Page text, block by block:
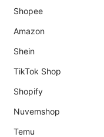
Shopee
Amazon
Shein
TikTok Shop
Shopify
Nuvemshop
Temu